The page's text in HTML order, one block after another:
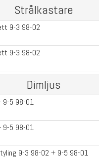
Strålkastare
9-3 98-02
9-3 98-02
Dimljus
9-5 98-01
9-5 98-01
9-3 98-02 + 9-5 98-01